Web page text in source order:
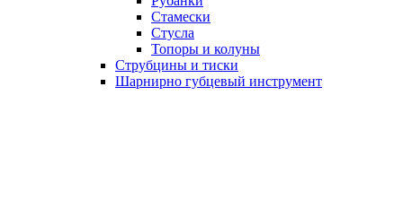
Стамески
Стусла
Топоры и колуны
Струбцины и тиски
Шарнирно губцевый инструмент